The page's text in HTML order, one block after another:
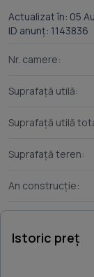
doua intrari, una
partial
este racordat
este cu
existenta in
exista
Actualizat în: 05
ID anunț: 1143836
Nr. camere:
Suprafață utilă:
Suprafață utilă
Suprafață teren:
An construcție:
Istoric preț